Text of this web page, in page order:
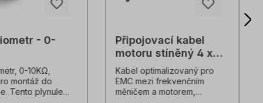
- 0-
0-10KΩ,
montáž do
Tento plynule
Připojovací kabel
motoru stíněný 4 x
1,5 mm²
Kabel optimalizovaný pro
EMC mezi frekvenčním
měničem a motorem,